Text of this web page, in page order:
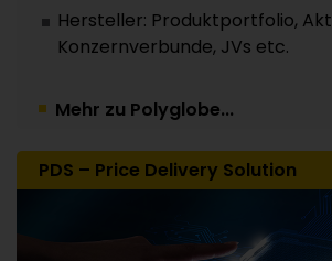
Hersteller: Produktportfolio,
Konzernverbunde, JVs etc.
Mehr zu Polyglobe...
PDS – Price Delivery Solution